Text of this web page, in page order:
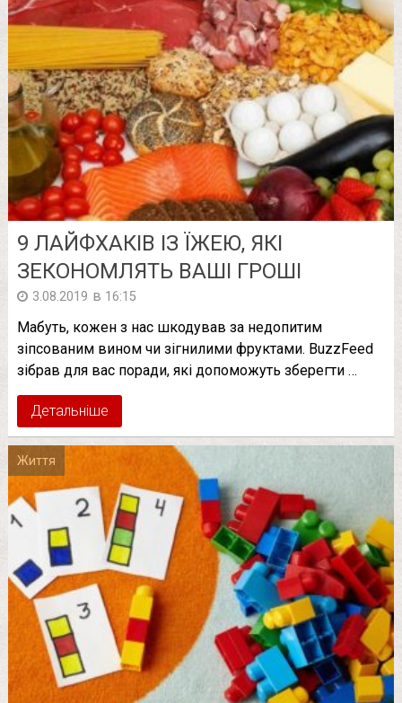
9 ЛАЙФХАКІВ ІЗ ЇЖЕЮ, ЯКІ
ЗЕКОНОМЛЯТЬ ВАШІ ГРОШІ
3.08.2019 в 16:15
Мабуть, кожен з нас шкодував за недопитим
зіпсованим вином чи зігнилими фруктами. BuzzFeed
зібрав для вас поради, які допоможуть зберегти …
Детальніше
Життя